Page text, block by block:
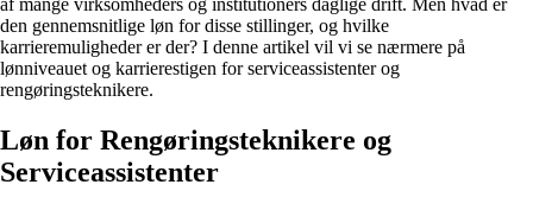
den gennemsnitlige løn for disse stillinger, og hvilke
karrieremuligheder er der? I denne artikel vil vi se nærmere på
lønniveauet og karrierestigen for serviceassistenter og
rengøringsteknikere.
Løn for Rengøringsteknikere og
Serviceassistenter